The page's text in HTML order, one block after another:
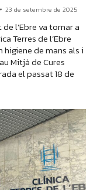
23 de setembre de 2025
l’Ebre va tornar a
Terres de l’Ebre
de mans als i
Mitjà de Cures
el passat 18 de